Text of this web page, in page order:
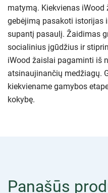
matymą. Kiekvienas
gebėjimą pasakoti istorijas
supantį pasaulį. Žaidimas
socialinius įgūdžius ir
iWood žaislai pagaminti iš
atsinaujinančių medžiagų.
kiekviename gamybos
kokybę.
Panašūs